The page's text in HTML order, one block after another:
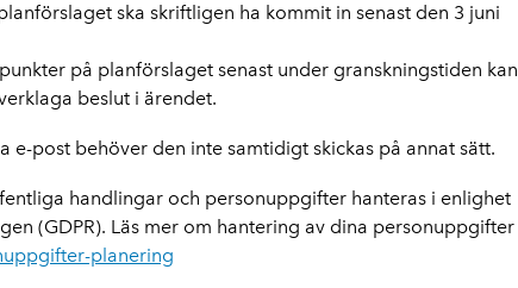
ska skriftligen ha kommit in senast den 3 juni
på planförslaget senast under granskningstiden kan
beslut i ärendet.
e-post behöver den inte samtidigt skickas på annat sätt.
handlingar och personuppgifter hanteras i enlighet
(GDPR). Läs mer om hantering av dina personuppgifter
planering